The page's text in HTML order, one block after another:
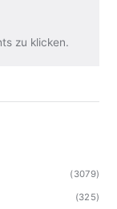
zu klicken.
(3079)
(325)